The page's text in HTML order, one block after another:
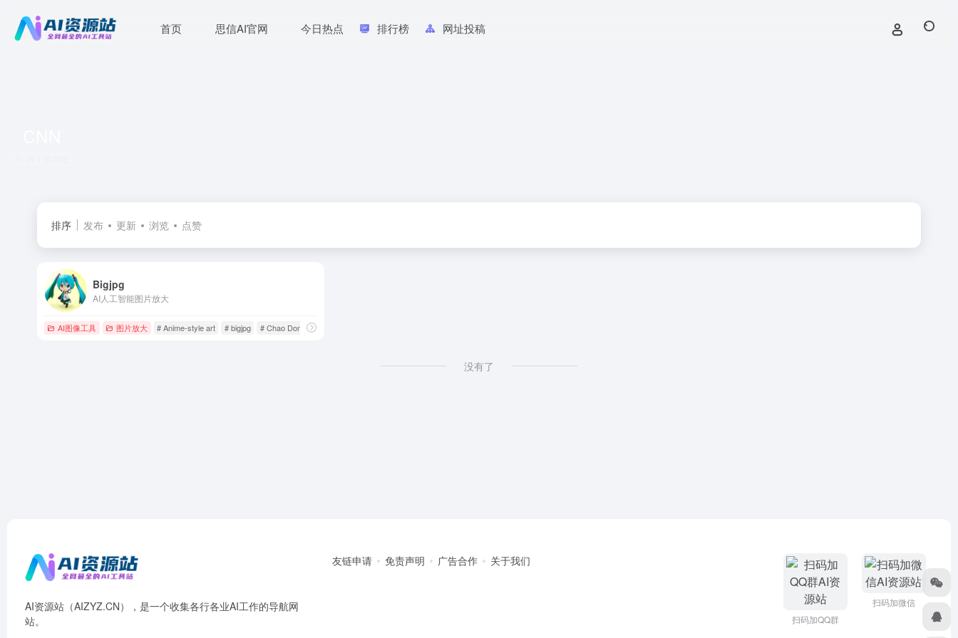
首页 思信AI官网 今日热点 排行榜 网址投稿
排序 发布 更新 浏览 点赞
Bigjpg
AI人工智能图片放大
AI图像工具 图片放大 # Anime-style art # bigjpg # Chao Dong
没有了
AI资源站（AIZYZ.CN），是一个收集各行各业AI工作的导航网
站。
友链申请 免责声明 广告合作 关于我们
扫码加QQ群
扫码加微信